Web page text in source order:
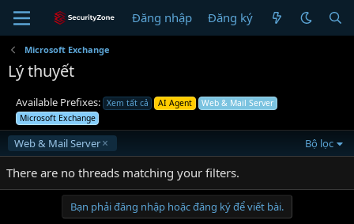
Đăng nhập Đăng ký
Microsoft Exchange
Lý thuyết
Available Prefixes: Xem tất cả AI Agent
Web & Mail Server
Microsoft Exchange
Web & Mail Server Bộ lọc
There are no threads matching your filters.
Bạn phải đăng nhập hoặc đăng ký để viết bài.